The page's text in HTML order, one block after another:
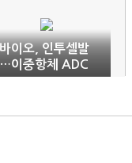
이오, 인투셀발
이중항체 ADC
극복한다